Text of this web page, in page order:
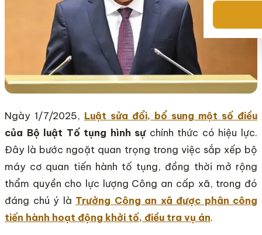
Ngày 1/7/2025, Luật sửa đổi, bổ sung một số điều
của Bộ luật Tố tụng hình sựchính thức có hiệu lực.
Đây là bước ngoặt quan trọng trong việc sắp xếp bộ
máy cơ quan tiến hành tố tụng, đồng thời mở rộng
thẩm quyền cho lực lượng Công an cấp xã, trong đó
đáng chú ý là Trưởng Công an xã được phân công
tiến hành hoạt động khởi tố, điều tra vụ án.